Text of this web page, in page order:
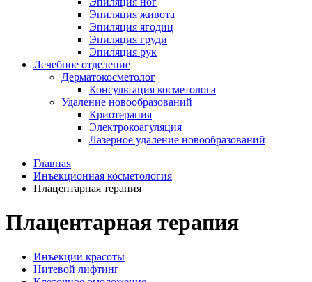
Эпиляция живота
Эпиляция ягодиц
Эпиляция груди
Эпиляция рук
Лечебное отделение
Дерматокосметолог
Консультация косметолога
Удаление новообразований
Криотерапия
Электрокоагуляция
Лазерное удаление новообразований
Главная
Инъекционная косметология
Плацентарная терапия
Плацентарная терапия
Инъекции красоты
Нитевой лифтинг